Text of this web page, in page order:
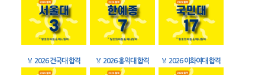
🏅 2026 건국대 합격 🏅 2026 홍익대 합격 🏅 2026 이화여대 합격